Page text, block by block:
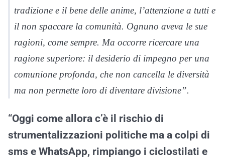
tradizione e il bene delle anime, l’attenzione a tutti e
il non spaccare la comunità. Ognuno aveva le sue
ragioni, come sempre. Ma occorre ricercare una
ragione superiore: il desiderio di impegno per una
comunione profonda, che non cancella le diversità
ma non permette loro di diventare divisione”.
“Oggi come allora c’è il rischio di
strumentalizzazioni politiche ma a colpi di
sms e WhatsApp, rimpiango i ciclostilati e